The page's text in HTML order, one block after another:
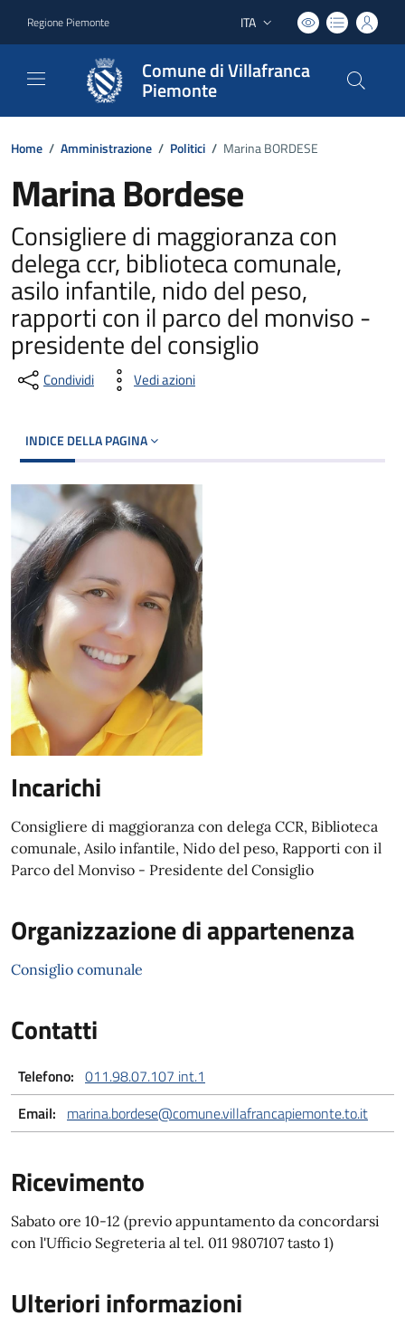
Regione Piemonte Lingua attiva:
ITA
Comune di Villafranca
Piemonte
Home / Amministrazione / Politici / Marina BORDESE
Marina Bordese
Consigliere di maggioranza con
delega ccr, biblioteca comunale,
asilo infantile, nido del peso,
rapporti con il parco del monviso -
presidente del consiglio
Condividi Vedi azioni
INDICE DELLA PAGINA
Incarichi
Consigliere di maggioranza con delega CCR, Biblioteca
comunale, Asilo infantile, Nido del peso, Rapporti con il
Parco del Monviso - Presidente del Consiglio
Organizzazione di appartenenza
Consiglio comunale
Contatti
Telefono: 011.98.07.107 int.1
Email: marina.bordese@comune.villafrancapiemonte.to.it
Ricevimento
Sabato ore 10-12 (previo appuntamento da concordarsi
con l'Ufficio Segreteria al tel. 011 9807107 tasto 1)
Ulteriori informazioni